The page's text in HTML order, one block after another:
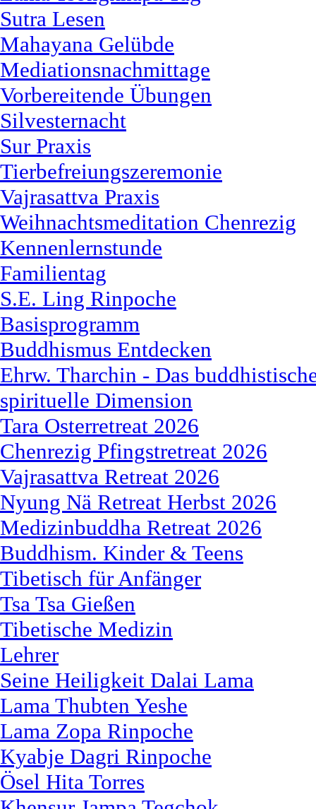
Sutra Lesen
Mahayana Gelübde
Mediationsnachmittage
Vorbereitende Übungen
Silvesternacht
Sur Praxis
Tierbefreiungszeremonie
Vajrasattva Praxis
Weihnachtsmeditation Chenrezig
Kennenlernstunde
Familientag
S.E. Ling Rinpoche
Basisprogramm
Buddhismus Entdecken
Ehrw. Tharchin - Das
spirituelle Dimension
Tara Osterretreat 2026
Chenrezig Pfingstretreat 2026
Vajrasattva Retreat 2026
Nyung Nä Retreat Herbst 2026
Medizinbuddha Retreat 2026
Buddhism. Kinder & Teens
Tibetisch für Anfänger
Tsa Tsa Gießen
Tibetische Medizin
Lehrer
Seine Heiligkeit Dalai Lama
Lama Thubten Yeshe
Lama Zopa Rinpoche
Kyabje Dagri Rinpoche
Ösel Hita Torres